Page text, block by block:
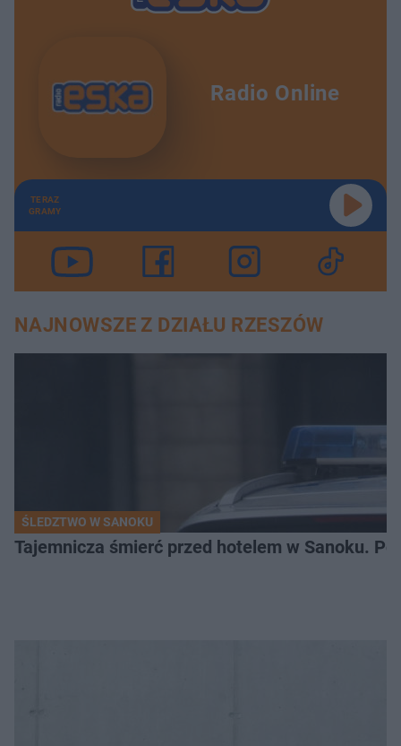
Radio Online
TERAZ
GRAMY
NAJNOWSZE Z DZIAŁU RZESZÓW
ŚLEDZTWO W SANOKU
Tajemnicza śmierć przed hotelem w Sanoku.